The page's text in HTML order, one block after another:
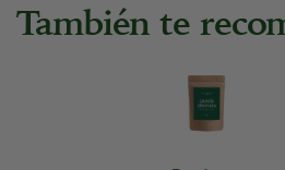
g
También te